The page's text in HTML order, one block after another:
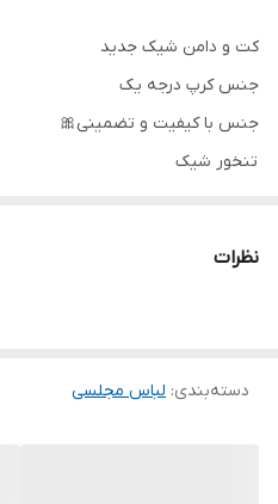
کت و دامن شیک جدید
جنس کرپ درجه یک
جنس با کیفیت و تضمینی🎀
تنخور شیک
آنها درج شده است چون این سایت
نظرات
دسته‌بندی: لباس مجلسی